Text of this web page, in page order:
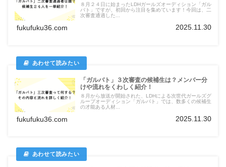
８月２４日に始まったLDHガールズオーディション「ガル
バト」ですが、初回から注目を集めています！今回は、二
次審査通過した...
fukufuku36.com 2025.11.30
「ガルバト」３次審査の候補生は？メンバー分
けや流れをくわしく紹介！
８月から放送が開始された、LDHによる次世代ガールズグ
ループオーディション「ガルバト」では、数多くの候補生
の才能ある人材...
fukufuku36.com 2025.11.30